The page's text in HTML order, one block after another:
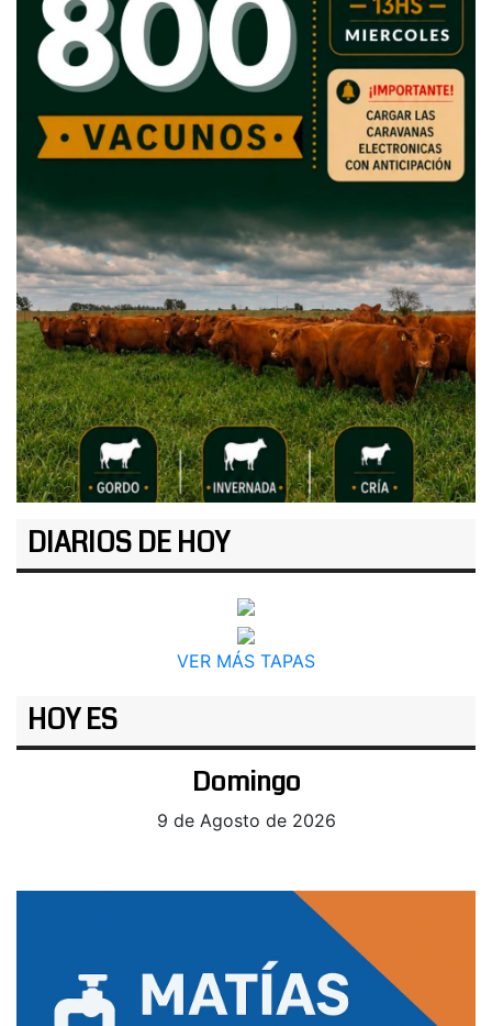
DIARIOS DE HOY
VER MÁS TAPAS
HOY ES
Domingo
9 de Agosto de 2026